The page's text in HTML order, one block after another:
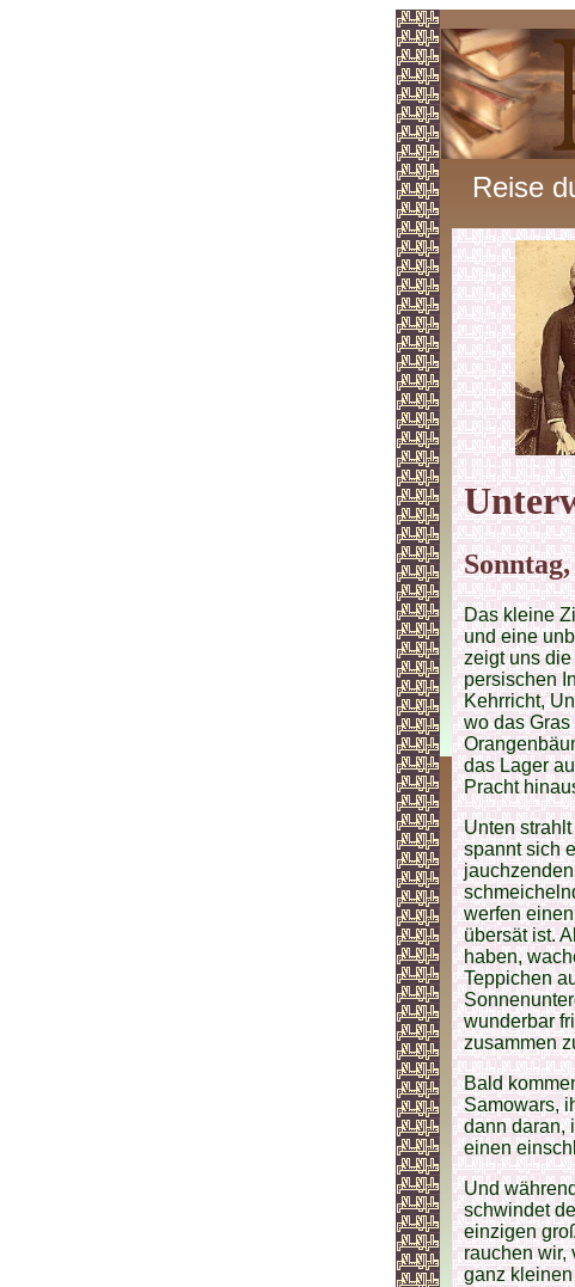
Reise
Das kleine
und eine
zeigt uns
persischen
Kehrricht,
wo das
das Lager
Pracht
Unten
spannt sich
werfen
übersät ist.
haben,
Teppichen
wunderbar
zusammen
Bald
Samowars,
dann daran,
einen
Und
schwindet
einzigen
rauchen wir,
ganz